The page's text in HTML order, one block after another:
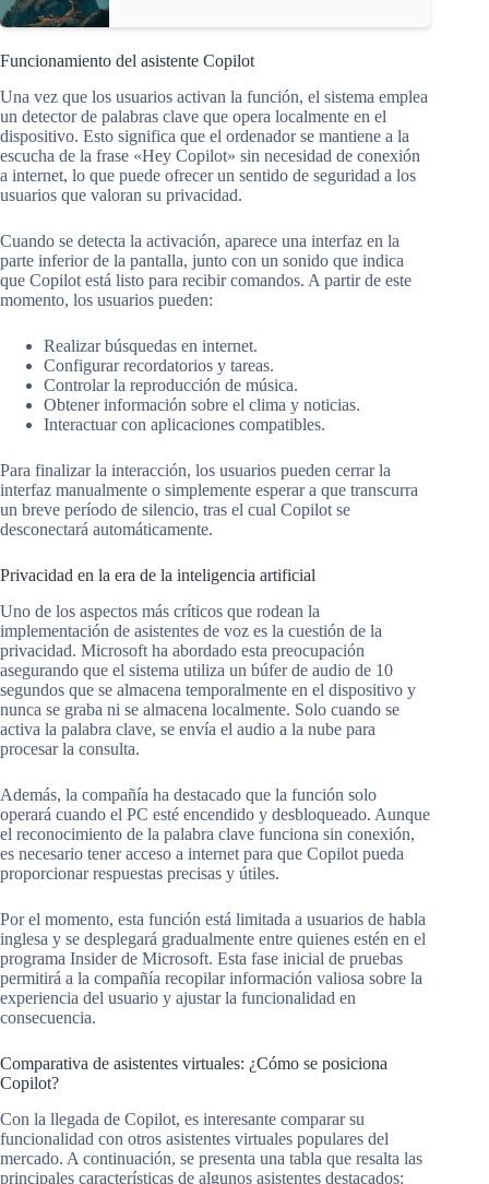
Funcionamiento del asistente Copilot
Una vez que los usuarios activan la función, el sistema emplea
un detector de palabras clave que opera localmente en el
dispositivo. Esto significa que el ordenador se mantiene a la
escucha de la frase «Hey Copilot» sin necesidad de conexión
a internet, lo que puede ofrecer un sentido de seguridad a los
usuarios que valoran su privacidad.
Cuando se detecta la activación, aparece una interfaz en la
parte inferior de la pantalla, junto con un sonido que indica
que Copilot está listo para recibir comandos. A partir de este
momento, los usuarios pueden:
Realizar búsquedas en internet.
Configurar recordatorios y tareas.
Controlar la reproducción de música.
Obtener información sobre el clima y noticias.
Interactuar con aplicaciones compatibles.
Para finalizar la interacción, los usuarios pueden cerrar la
interfaz manualmente o simplemente esperar a que transcurra
un breve período de silencio, tras el cual Copilot se
desconectará automáticamente.
Privacidad en la era de la inteligencia artificial
Uno de los aspectos más críticos que rodean la
implementación de asistentes de voz es la cuestión de la
privacidad. Microsoft ha abordado esta preocupación
asegurando que el sistema utiliza un búfer de audio de 10
segundos que se almacena temporalmente en el dispositivo y
nunca se graba ni se almacena localmente. Solo cuando se
activa la palabra clave, se envía el audio a la nube para
procesar la consulta.
Además, la compañía ha destacado que la función solo
operará cuando el PC esté encendido y desbloqueado. Aunque
el reconocimiento de la palabra clave funciona sin conexión,
es necesario tener acceso a internet para que Copilot pueda
proporcionar respuestas precisas y útiles.
Por el momento, esta función está limitada a usuarios de habla
inglesa y se desplegará gradualmente entre quienes estén en el
programa Insider de Microsoft. Esta fase inicial de pruebas
permitirá a la compañía recopilar información valiosa sobre la
experiencia del usuario y ajustar la funcionalidad en
consecuencia.
Comparativa de asistentes virtuales: ¿Cómo se posiciona
Copilot?
Con la llegada de Copilot, es interesante comparar su
funcionalidad con otros asistentes virtuales populares del
mercado. A continuación, se presenta una tabla que resalta las
principales características de algunos asistentes destacados: